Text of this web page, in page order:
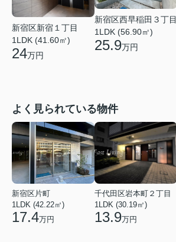
新宿区新宿１丁目
1LDK (41.60㎡)
24万円
新宿区西早稲田３丁目
1LDK (56.90㎡)
25.9万円
よく見られている物件
新宿区片町
1LDK (42.22㎡)
17.4万円
千代田区岩本町２丁目
1LDK (30.19㎡)
13.9万円